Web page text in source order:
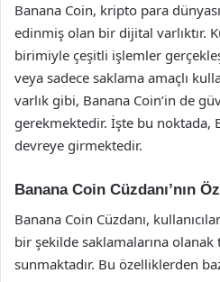
Banana Coin, kripto para
edinmiş olan bir dijital varlıktır.
birimiyle çeşitli işlemler
veya sadece saklama amaçlı
varlık gibi, Banana Coin’in de
gerekmektedir. İşte bu noktada,
devreye girmektedir.
Banana Coin Cüzdanı’nın
Banana Coin Cüzdanı,
bir şekilde saklamalarına
sunmaktadır. Bu özelliklerden